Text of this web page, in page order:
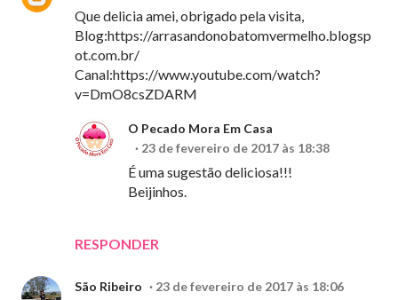
Que delicia amei, obrigado pela visita,
Blog:https://arrasandonobatomvermelho.blogsp
ot.com.br/
Canal:https://www.youtube.com/watch?
v=DmO8csZDARM
RESPONDER
O Pecado Mora Em Casa
23 de fevereiro de 2017 às 18:38
É uma sugestão deliciosa!!!
Beijinhos.
São Ribeiro 23 de fevereiro de 2017 às 18:06